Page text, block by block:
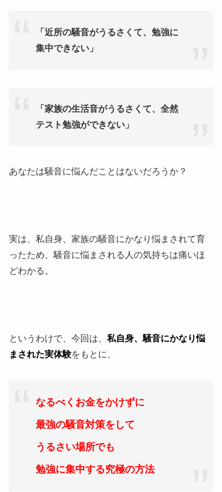
「近所の騒音がうるさくて、勉強に
集中できない」
「家族の生活音がうるさくて、全然
テスト勉強ができない」
あなたは騒音に悩んだことはないだろうか？
実は、私自身、家族の騒音にかなり悩まされて育
ったため、騒音に悩まされる人の気持ちは痛いほ
どわかる。
というわけで、今回は、 私自身、騒音にかなり悩
まされた実体験をもとに、
なるべくお金をかけずに
最強の騒音対策をして
うるさい場所でも
勉強に集中する究極の方法